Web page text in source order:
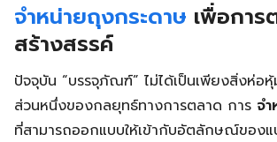
จำหน่ายถุงกระดาษ เพื่อการ
สร้างสรรค์
ปัจจุบัน “บรรจุภัณฑ์” ไม่ได้เป็นเพียงสิ่งห่อ
ส่วนหนึ่งของกลยุทธ์ทางการตลาด การ จ
ที่สามารถออกแบบให้เข้ากับอัตลักษณ์ของแ